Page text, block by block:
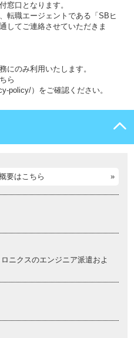
窓口となります。
転職エージェントである「SBヒ
してご連絡させていただきま
のみ利用いたします。
ら
policy/）をご確認ください。
要はこちら
ニクスのエンジニア派遣およ